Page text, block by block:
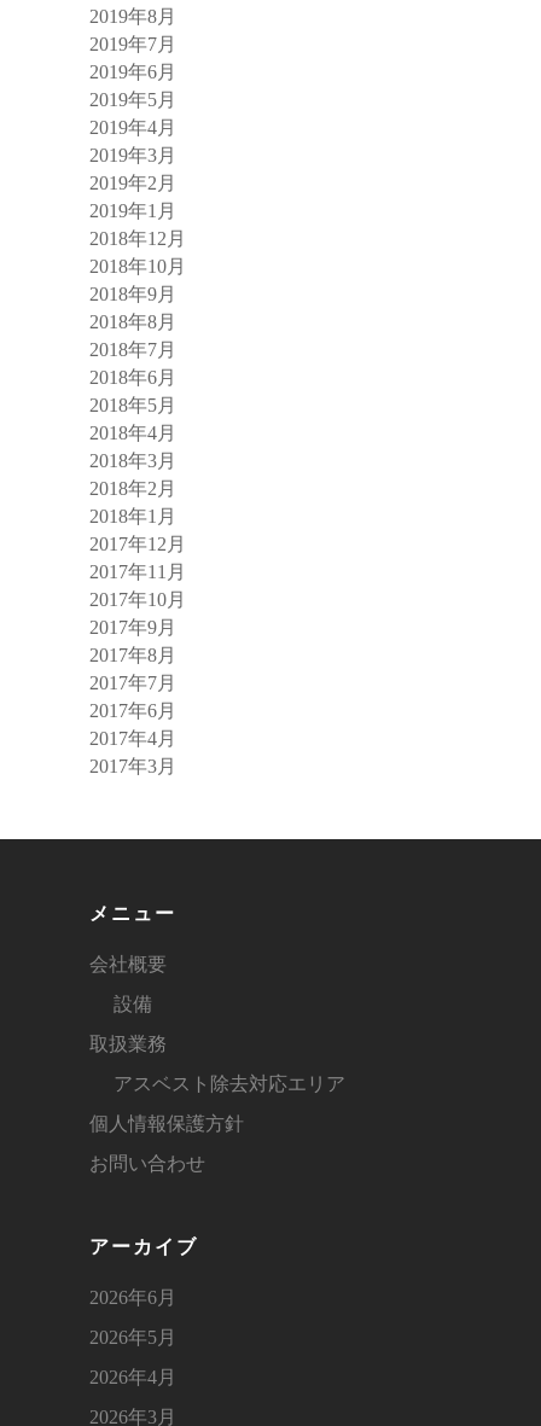
2019年8月
2019年7月
2019年6月
2019年5月
2019年4月
2019年3月
2019年2月
2019年1月
2018年12月
2018年10月
2018年9月
2018年8月
2018年7月
2018年6月
2018年5月
2018年4月
2018年3月
2018年2月
2018年1月
2017年12月
2017年11月
2017年10月
2017年9月
2017年8月
2017年7月
2017年6月
2017年4月
2017年3月
メニュー
会社概要
設備
取扱業務
アスベスト除去対応エリア
個人情報保護方針
お問い合わせ
アーカイブ
2026年6月
2026年5月
2026年4月
2026年3月